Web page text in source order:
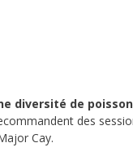
diversité de
des
Cay.